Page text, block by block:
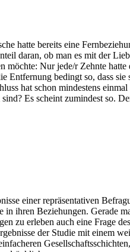
hatte bereits eine
daran, ob man es mit der
Nur jede/r Zehnte
bedingt so, dass sie
hat schon mindestens
Es scheint zumindest so.
einer repräsentativen
ihren Beziehungen. Gerade
zu erleben auch eine Frage
der Studie mit einem